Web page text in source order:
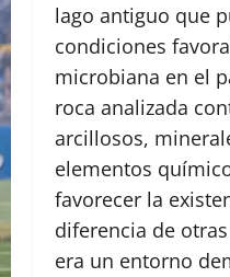
lago antiguo que
condiciones
microbiana en el
roca analizada
arcillosos,
elementos
favorecer la
diferencia de
era un entorno